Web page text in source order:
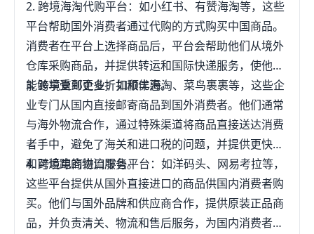
2. 跨境海淘代购平台：如小红书、有赞海淘等，这些
平台帮助国外消费者通过代购的方式购买中国商品。
消费者在平台上选择商品后，平台会帮助他们从境外
仓库采购商品，并提供转运和国际快递服务，使他们
能够享受到更多折扣和优惠。
3. 跨境直邮企业：如顺丰海淘、菜鸟裹裹等，这些企
业专门从国内直接邮寄商品到国外消费者。他们通常
与海外物流合作，通过特殊渠道将商品直接送达消费
者手中，避免了海关和进口税的问题，并提供更快速
和可追踪的物流服务。
4. 跨境电商进口零售平台：如洋码头、网易考拉等，
这些平台提供从国外直接进口的商品供国内消费者购
买。他们与国外品牌和供应商合作，提供原装正品商
品，并负责清关、物流和售后服务，为国内消费者提